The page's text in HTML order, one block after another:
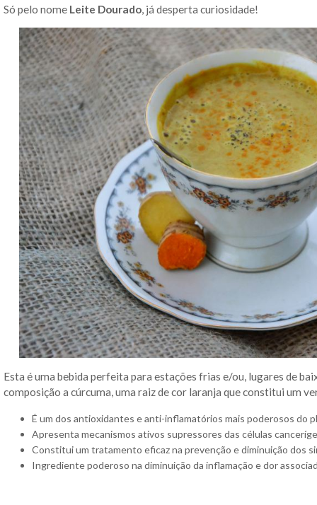
Só pelo nome Leite Dourado , já desperta curiosidade!
Esta é uma bebida perfeita para estações frias e/ou, lugares de
composição a cúrcuma, uma raiz de cor laranja que constitui um
É um dos antioxidantes e anti-inflamatórios mais poderosos do
Apresenta mecanismos ativos supressores das células
Constitui um tratamento eficaz na prevenção e diminuição dos
Ingrediente poderoso na diminuição da inflamação e dor